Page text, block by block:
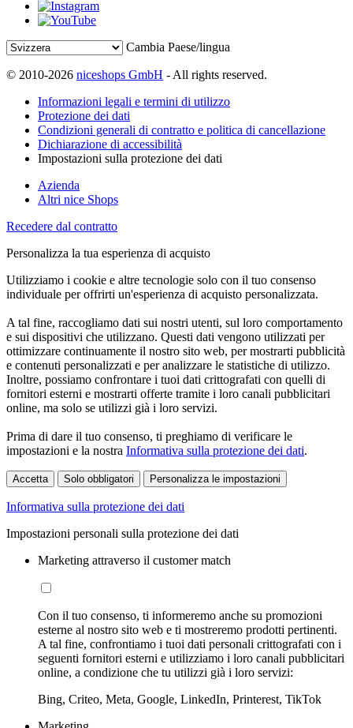
Cambia Paese/lingua
© 2010-2026 niceshops GmbH - All rights reserved.
Informazioni legali e termini di utilizzo
Protezione dei dati
Condizioni generali di contratto e politica di cancellazione
Dichiarazione di accessibilità
Impostazioni sulla protezione dei dati
Azienda
Altri nice Shops
Recedere dal contratto
Personalizza la tua esperienza di acquisto
Utilizziamo i cookie e altre tecnologie solo con il tuo consenso
individuale per offrirti un'esperienza di acquisto personalizzata.
A tal fine, raccogliamo dati sui nostri utenti, sul loro comportamento
e sui dispositivi che utilizzano. Questi dati vengono utilizzati per
ottimizzare continuamente il nostro sito web, per mostrarti pubblicità
e contenuti personalizzati e per analizzare le statistiche di utilizzo.
Inoltre, possiamo confrontare i tuoi dati crittografati con quelli di
fornitori esterni e mostrarti offerte tramite i loro canali pubblicitari
online, ma solo se utilizzi già i loro servizi.
Prima di dare il tuo consenso, ti preghiamo di verificare le
impostazioni e la nostra Informativa sulla protezione dei dati.
Accetta Solo obbligatori Personalizza le impostazioni
Informativa sulla protezione dei dati
Impostazioni personali sulla protezione dei dati
Marketing attraverso il customer match
Con il tuo consenso, ti informeremo anche su promozioni
esterne al nostro sito web e ti mostreremo prodotti pertinenti.
A tal fine, confrontiamo i tuoi dati personali crittografati con i
seguenti fornitori esterni e utilizziamo i loro canali pubblicitari
online, a condizione che tu utilizzi già i loro servizi:
Bing, Criteo, Meta, Google, LinkedIn, Printerest, TikTok